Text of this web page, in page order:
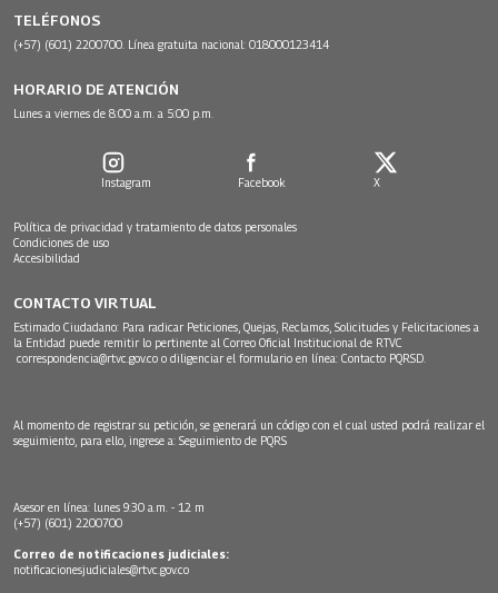
TELÉFONOS
(+57) (601) 2200700. Línea gratuita nacional: 018000123414
HORARIO DE ATENCIÓN
Lunes a viernes de 8:00 a.m. a 5:00 p.m.
Instagram Facebook X
Política de privacidad y tratamiento de datos personales
Condiciones de uso
Accesibilidad
CONTACTO VIRTUAL
Estimado Ciudadano: Para radicar Peticiones, Quejas, Reclamos, Solicitudes y Felicitaciones a
la Entidad puede remitir lo pertinente al Correo Oficial Institucional de RTVC
correspondencia@rtvc.gov.co o diligenciar el formulario en línea: Contacto PQRSD.
Al momento de registrar su petición, se generará un código con el cual usted podrá realizar el
seguimiento, para ello, ingrese a: Seguimiento de PQRS
Asesor en línea: lunes 9:30 a.m. - 12 m
(+57) (601) 2200700
Correo de notificaciones judiciales:
notificacionesjudiciales@rtvc.gov.co